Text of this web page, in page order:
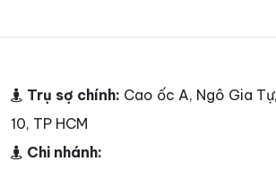
Trụ sợ chính: Cao ốc A, Ngô Gia
10, TP HCM
Chi nhánh: